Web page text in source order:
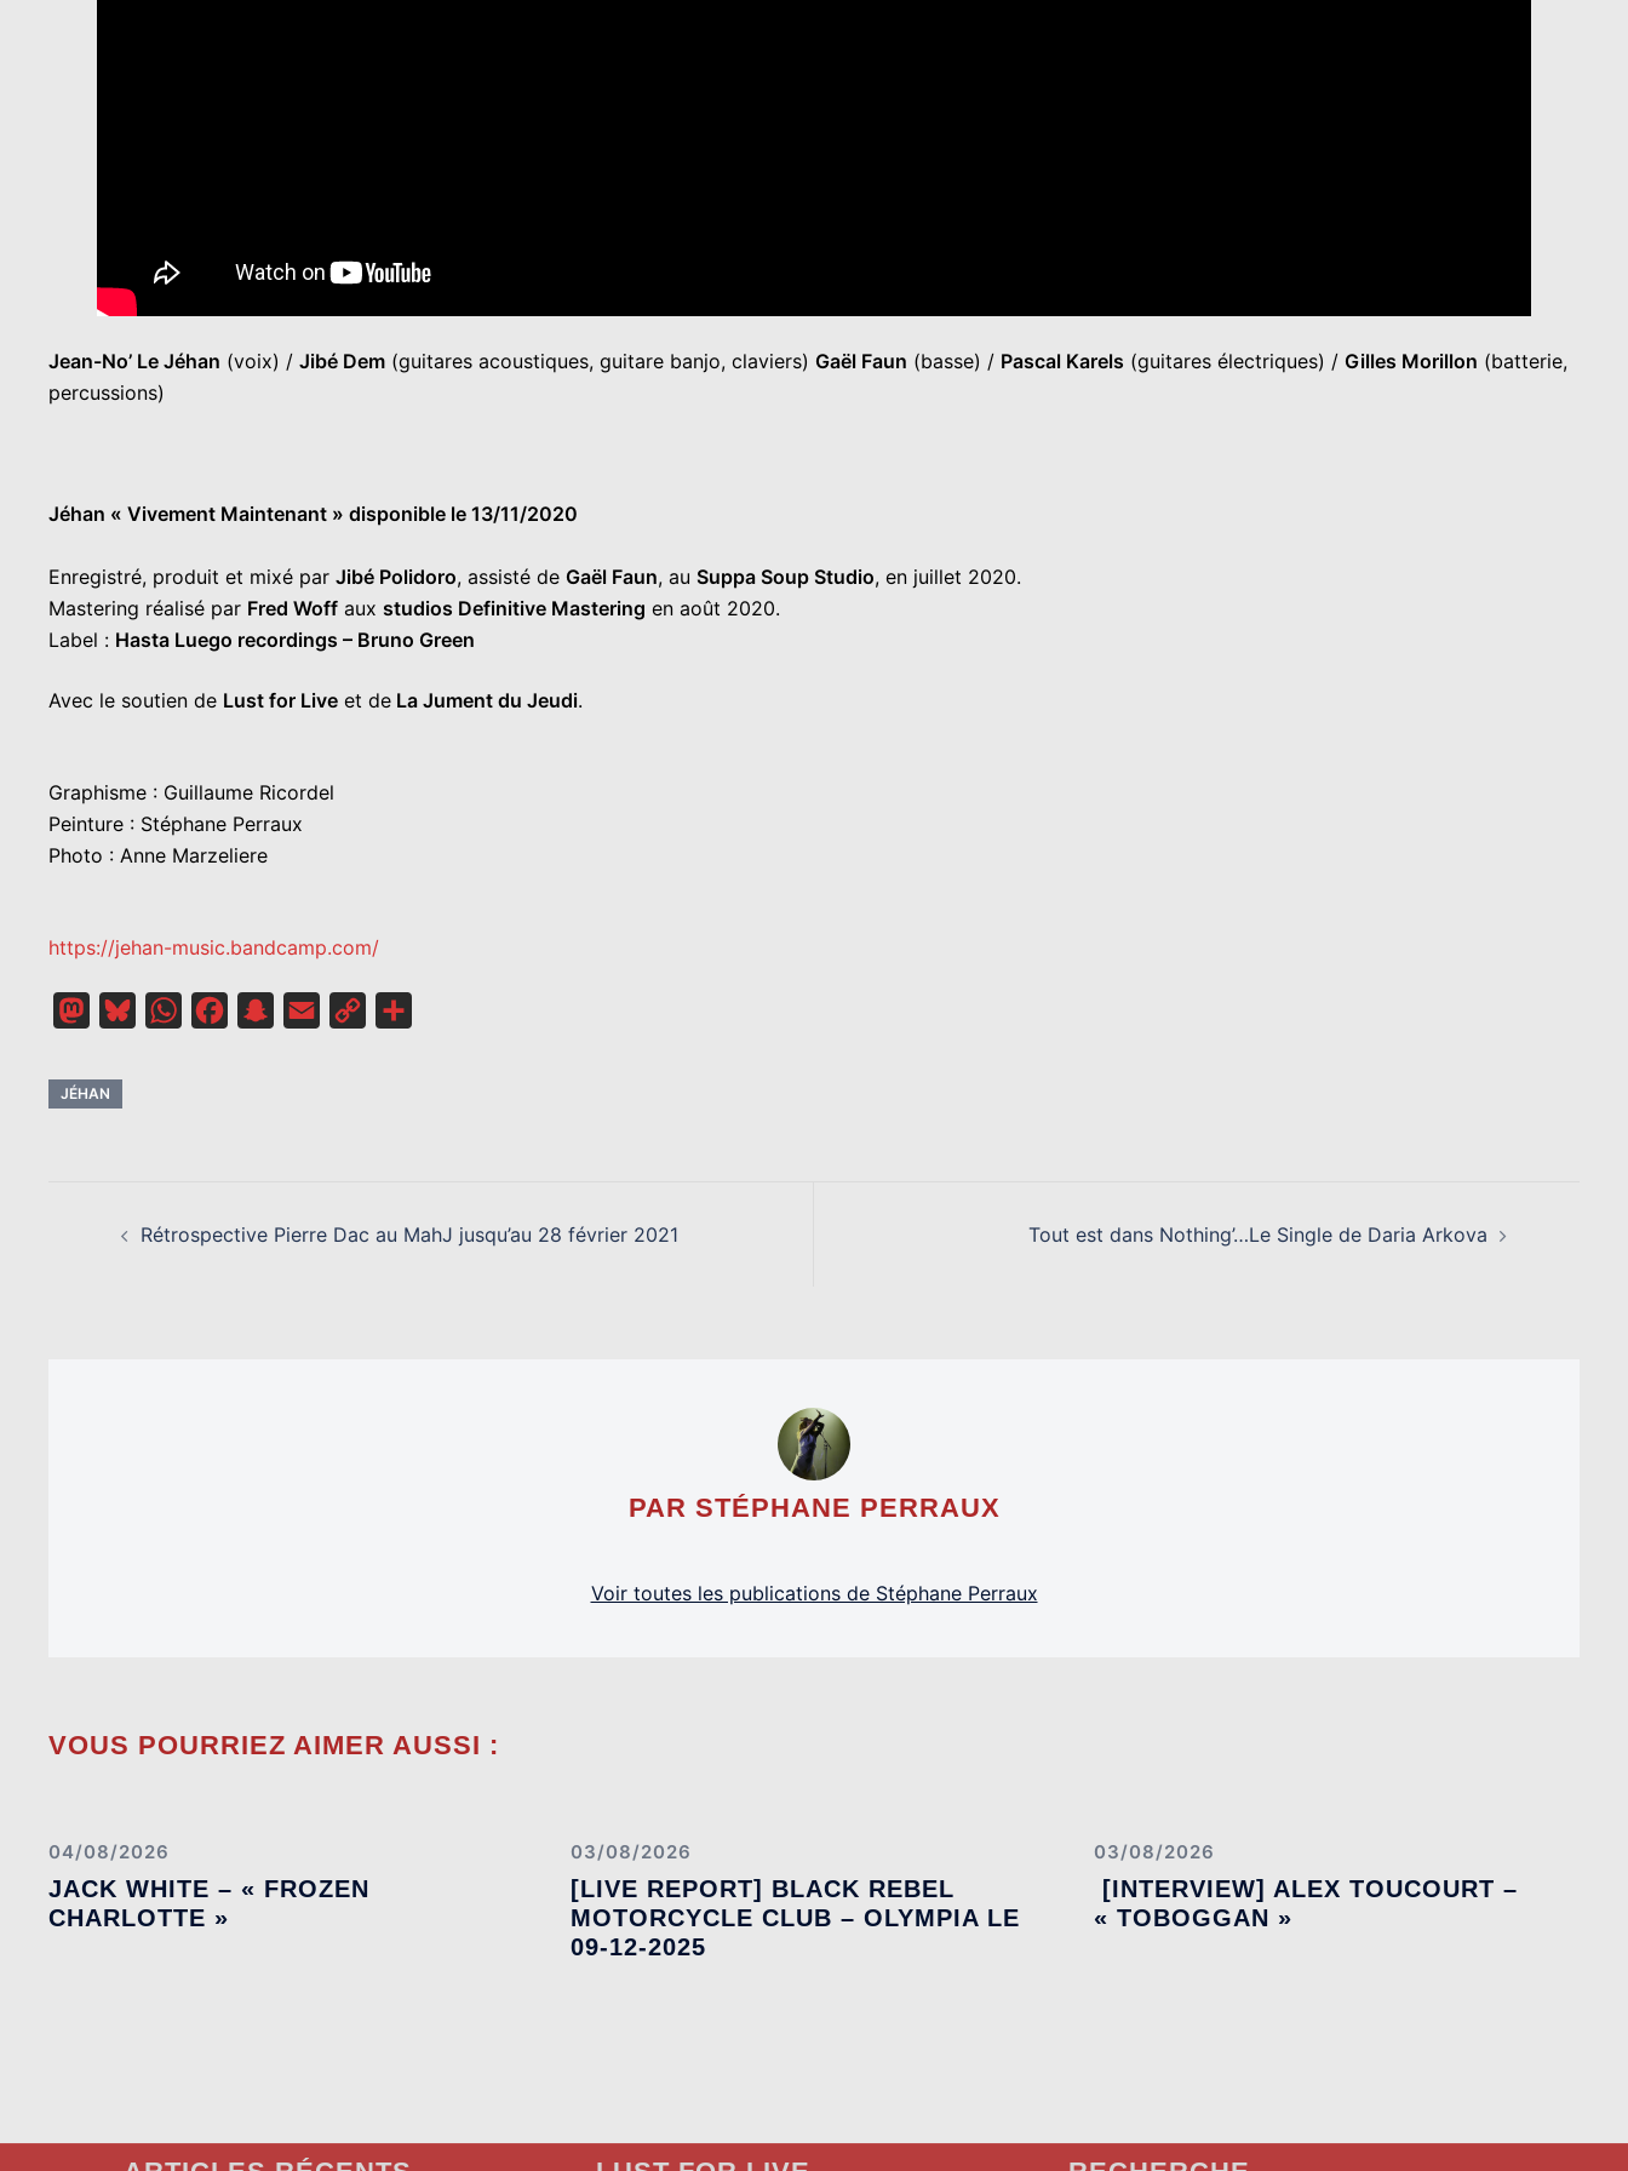
Jean-No’ Le Jéhan (voix) / Jibé Dem (guitares acoustiques, guitare banjo, claviers) Gaël Faun (basse) / Pascal Karels (guitares électriques) / Gilles Morillon (batterie,
percussions)
Jéhan « Vivement Maintenant » disponible le 13/11/2020
Enregistré, produit et mixé par Jibé Polidoro, assisté de Gaël Faun, au Suppa Soup Studio, en juillet 2020.
Mastering réalisé par Fred Woff aux studios Definitive Mastering en août 2020.
Label : Hasta Luego recordings – Bruno Green
Avec le soutien de Lust for Live et de La Jument du Jeudi.
Graphisme : Guillaume Ricordel
Peinture : Stéphane Perraux
Photo : Anne Marzeliere
https://jehan-music.bandcamp.com/
MastodonBlueskyWhatsAppFacebookSnapchat
Email
Copy
JÉHAN
D’ARTICLE
Rétrospective Pierre Dac au MahJ jusqu’au 28 février 2021 Tout est dans Nothing’…Le Single de Daria Arkova
PAR STÉPHANE PERRAUX
Voir toutes les publications de Stéphane Perraux
VOUS POURRIEZ AIMER AUSSI :
04/08/2026
JACK WHITE – « FROZEN
CHARLOTTE »
03/08/2026
[LIVE REPORT] BLACK REBEL
MOTORCYCLE CLUB – OLYMPIA LE
09-12-2025
03/08/2026
[INTERVIEW] ALEX TOUCOURT –
« TOBOGGAN »